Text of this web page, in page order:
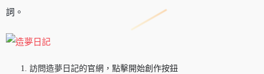
詞。
訪問造夢日記的官網，點擊開始創作按鈕